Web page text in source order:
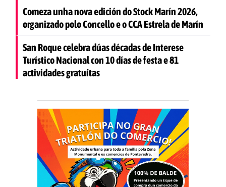
Comeza unha nova edición do Stock Marín 2026,
organizado polo Concello e o CCA Estrela de Marín
San Roque celebra dúas décadas de Interese
Turístico Nacional con 10 días de festa e 81
actividades gratuítas